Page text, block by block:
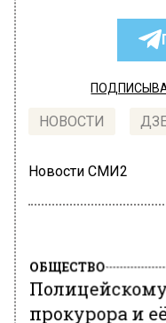
НОВОСТИ
Новости СМИ2
ОБЩЕСТВО
прокурора и